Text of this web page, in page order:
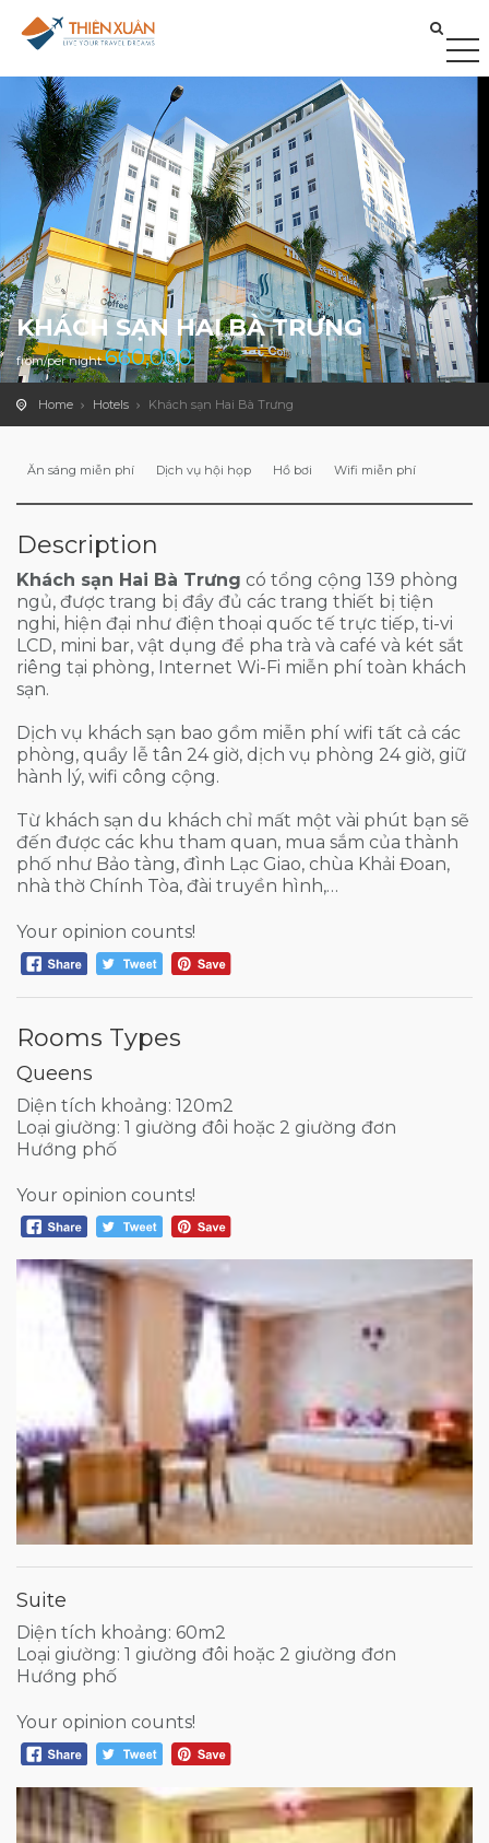
KHÁCH SẠN HAI BÀ TRƯNG
from/per night660,000
Home Hotels Khách sạn Hai Bà Trưng
Ăn sáng miễn phí Dịch vụ hội họp Hồ bơi Wifi miễn phí
Description
Khách sạn Hai Bà Trưng có tổng cộng 139 phòng
ngủ, được trang bị đầy đủ các trang thiết bị tiện
nghi, hiện đại như điện thoại quốc tế trực tiếp, ti-vi
LCD, mini bar, vật dụng để pha trà và café và két sắt
riêng tại phòng, Internet Wi-Fi miễn phí toàn khách
sạn.
Dịch vụ khách sạn bao gồm miễn phí wifi tất cả các
phòng, quầy lễ tân 24 giờ, dịch vụ phòng 24 giờ, giữ
hành lý, wifi công cộng.
Từ khách sạn du khách chỉ mất một vài phút bạn sẽ
đến được các khu tham quan, mua sắm của thành
phố như Bảo tàng, đình Lạc Giao, chùa Khải Đoan,
nhà thờ Chính Tòa, đài truyền hình,…
Your opinion counts!
Rooms Types
Queens
Diện tích khoảng: 120m2
Loại giường: 1 giường đôi hoặc 2 giường đơn
Hướng phố
Your opinion counts!
Suite
Diện tích khoảng: 60m2
Loại giường: 1 giường đôi hoặc 2 giường đơn
Hướng phố
Your opinion counts!